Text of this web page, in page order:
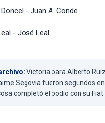
Doncel - Juan A. Conde
- José Leal
Victoria para Alberto
Segovia fueron segundos
completó el podio con su Fiat